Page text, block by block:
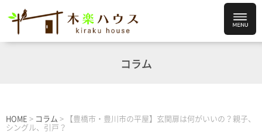
コラム
HOME > コラム >
【豊橋市・豊川市の平屋】玄関扉は何がいいの？親子、
シングル、引戸？